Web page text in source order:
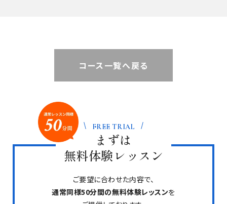
まずは
無料体験レッスン
通常同様50分間の無料体験レッスン
ご提供しております。